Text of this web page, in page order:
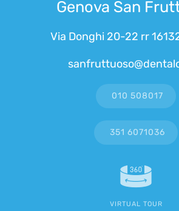
Genova San
Via Donghi 20-22 rr
010 508017
351 6071036
VIRTUAL TOUR